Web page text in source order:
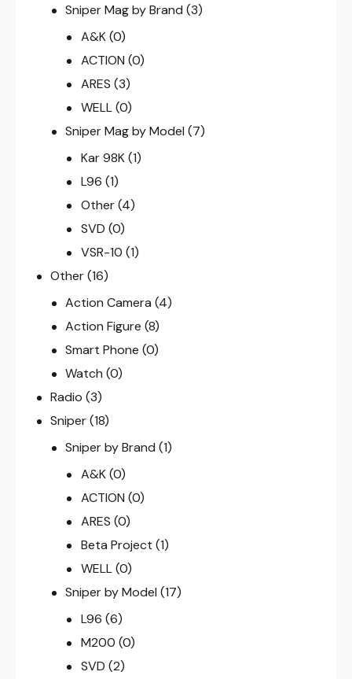
Sniper Mag by Brand (3)
A&K (0)
ACTION (0)
ARES (3)
WELL (0)
Sniper Mag by Model (7)
Kar 98K (1)
L96 (1)
Other (4)
SVD (0)
VSR-10 (1)
Other(16)
Action Camera (4)
Action Figure (8)
Smart Phone (0)
Watch (0)
Radio (3)
Sniper(18)
Sniper by Brand (1)
A&K (0)
ACTION (0)
ARES (0)
Beta Project (1)
WELL (0)
Sniper by Model (17)
L96 (6)
M200 (0)
SVD (2)